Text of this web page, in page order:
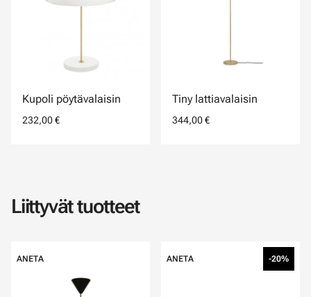
Kupoli pöytävalaisin
232,00 €
Tiny lattiavalaisin
344,00 €
Liittyvät tuotteet
ANETA ANETA -20%